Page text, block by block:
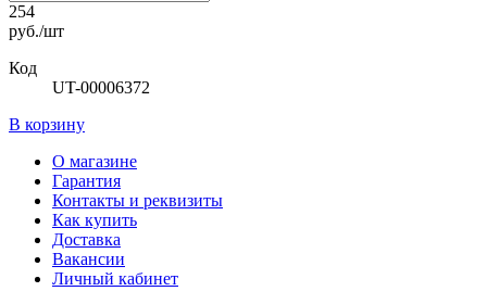
254
руб./шт
Код
UT-00006372
В корзину
О магазине
Гарантия
Контакты и реквизиты
Как купить
Доставка
Вакансии
Личный кабинет